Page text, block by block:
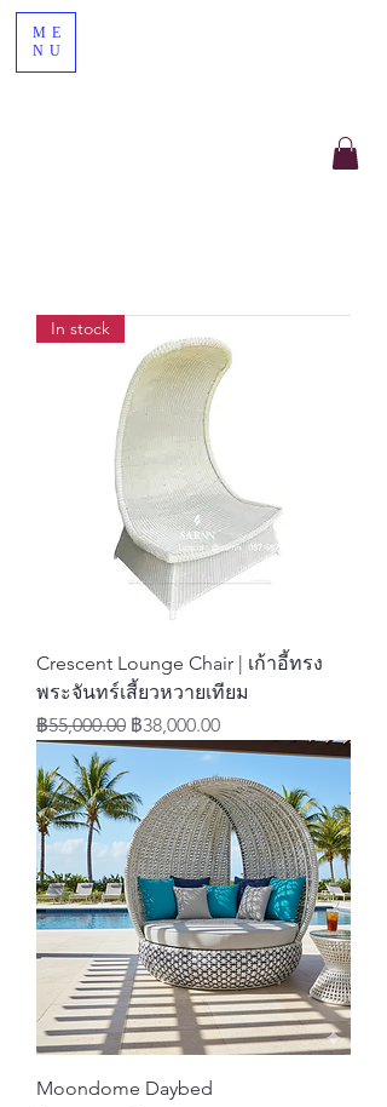
ME
NU
In stock
Crescent Lounge Chair | เก้าอี้ทรง
พระจันทร์เสี้ยวหวายเทียม
ราคาปกติ
฿55,000.00 ราคาขายลด
฿38,000.00
Moondome Daybed